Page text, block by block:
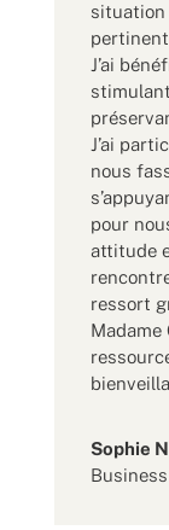
situation
J’ai
J’ai
nous
pour
attitude
ressort
Sophie N